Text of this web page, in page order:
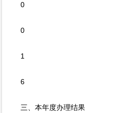
0
0
1
6
三、本年度办理结果